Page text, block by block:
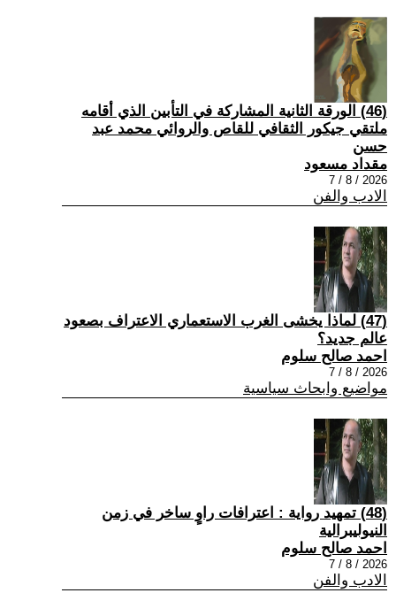
(46) الورقة الثانية المشاركة في التأبين الذي أقامه
ملتقي جيكور الثقافي للقاص والروائي محمد عبد
حسن
مقداد مسعود
2026 / 8 / 7
الادب والفن
(47) لماذا يخشى الغرب الاستعماري الاعتراف بصعود
عالم جديد؟
احمد صالح سلوم
2026 / 8 / 7
مواضيع وابحاث سياسية
(48) تمهيد رواية : اعترافات راوٍ ساخر في زمن
النيوليبرالية
احمد صالح سلوم
2026 / 8 / 7
الادب والفن